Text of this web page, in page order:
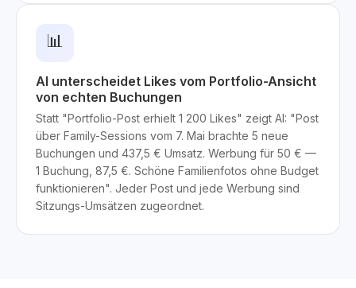
📊
AI unterscheidet Likes vom Portfolio-Ansicht
von echten Buchungen
Statt "Portfolio-Post erhielt 1 200 Likes" zeigt AI: "Post
über Family-Sessions vom 7. Mai brachte 5 neue
Buchungen und 437,5 € Umsatz. Werbung für 50 € —
1 Buchung, 87,5 €. Schöne Familienfotos ohne Budget
funktionieren". Jeder Post und jede Werbung sind
Sitzungs-Umsätzen zugeordnet.